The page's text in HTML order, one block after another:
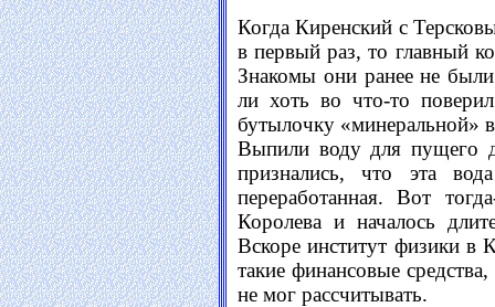
Когда Киренский с
в первый раз, то главный
Знакомы они ранее не
ли хоть во что-то
бутылочку «минеральной»
Выпили воду для пущего
признались, что эта
переработанная. Вот
Королева и началось
Вскоре институт физики в
такие финансовые
не мог рассчитывать.